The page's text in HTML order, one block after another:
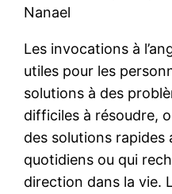
Nanael
Les invocations à
utiles pour les
solutions à des
difficiles à résoudre,
des solutions rapides
quotidiens ou qui
direction dans la vie.